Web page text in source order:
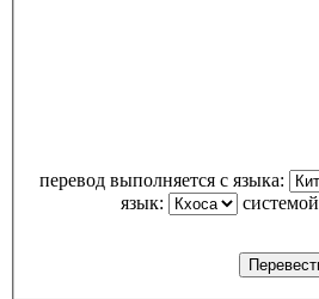
перевод выполняется с языка:
язык:
системой